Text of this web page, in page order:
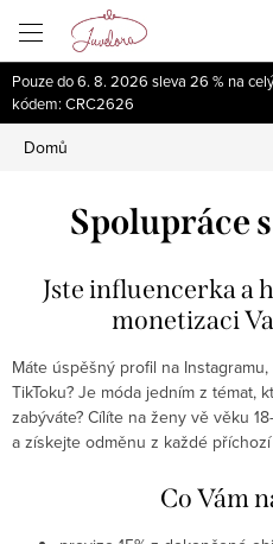
obsah
Pouze do 6. 8. 2026 sleva 26 % na
kódem: CRC2626
Domů
Spolupráce
Jste influencerka a
monetizaci
Máte úspěšný profil na
TikToku? Je móda jedním z témat,
zabýváte? Cílíte na ženy vě věku
a získejte odměnu z každé
Co Vám